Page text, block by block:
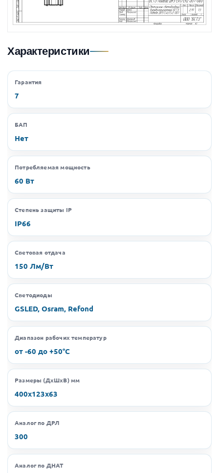
Характеристики
Гарантия
7
БАП
Нет
Потребляемая мощность
60 Вт
Степень защиты IP
IP66
Световая отдача
150 Лм/Вт
Светодиоды
GSLED, Osram, Refond
Диапазон рабочих температур
от -60 до +50°C
Размеры (ДхШхВ) мм
400х123х63
Аналог по ДРЛ
300
Аналог по ДНАТ